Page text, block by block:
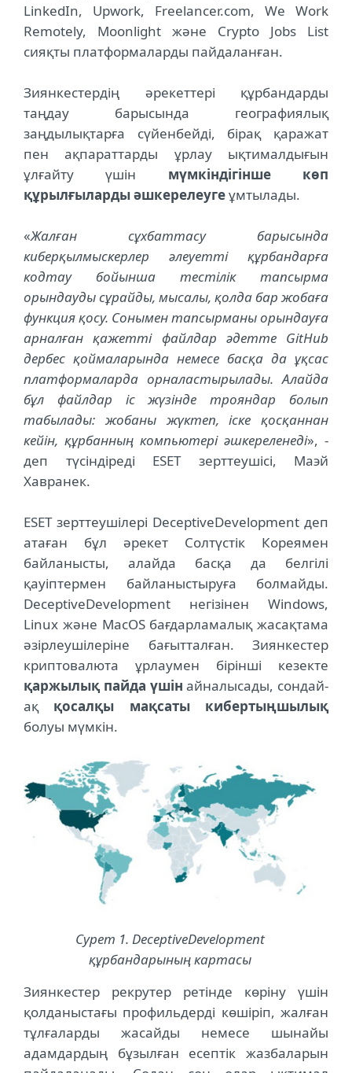
LinkedIn, Upwork, Freelancer.com, We Work
Remotely, Moonlight және Crypto Jobs List
сияқты платформаларды пайдаланған.
Зиянкестердің әрекеттері құрбандарды
таңдау барысында географиялық
заңдылықтарға сүйенбейді, бірақ қаражат
пен ақпараттарды ұрлау ықтималдығын
ұлғайту үшін мүмкіндігінше көп
құрылғыларды әшкерелеугеұмтылады.
«Жалған сұхбаттасу барысында
киберқылмыскерлер әлеуетті құрбандарға
кодтау бойынша тестілік тапсырма
орындауды сұрайды, мысалы, қолда бар жобаға
функция қосу. Сонымен тапсырманы орындауға
арналған қажетті файлдар әдетте GitHub
дербес қоймаларында немесе басқа да ұқсас
платформаларда орналастырылады. Алайда
бұл файлдар іс жүзінде трояндар болып
табылады: жобаны жүктеп, іске қосқаннан
кейін, құрбанның компьютері әшкереленеді», -
деп түсіндіреді ESET зерттеушісі, Маэй
Хавранек.
ESET зерттеушілері DeceptiveDevelopment деп
атаған бұл әрекет Солтүстік Кореямен
байланысты, алайда басқа да белгілі
қауіптермен байланыстыруға болмайды.
DeceptiveDevelopment негізінен Windows,
Linux және MacOS бағдарламалық жасақтама
әзірлеушілеріне бағытталған. Зиянкестер
криптовалюта ұрлаумен бірінші кезекте
қаржылық пайда үшін айналысады, сондай-
ақ қосалқы мақсаты кибертыңшылық
болуы мүмкін.
Сурет 1. DeceptiveDevelopment
құрбандарының картасы
Зиянкестер рекрутер ретінде көріну үшін
қолданыстағы профильдерді көшіріп, жалған
тұлғаларды жасайды немесе шынайы
адамдардың бұзылған есептік жазбаларын